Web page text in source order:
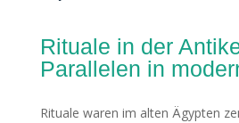
Rituale in der
Parallelen in
Rituale waren im alten Ägypten